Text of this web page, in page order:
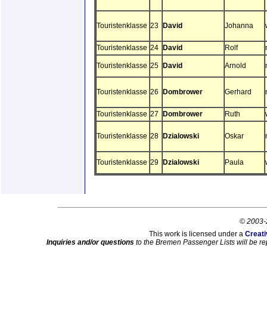
Touristenklasse 23 David Johanna
Touristenklasse 24 David Rolf
Touristenklasse 25 David Arnold
Touristenklasse 26 Dombrower Gerhard
Touristenklasse 27 Dombrower Ruth
Touristenklasse 28 Dzialowski Oskar
Touristenklasse 29 Dzialowski Paula
© 2003-
This work is licensed under a
Inquiries and/or questions to the Bremen Passenger Lists will be